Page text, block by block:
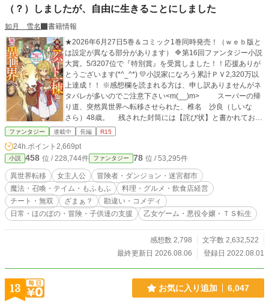
（？）しましたが、自由に生きることにしました
如月 雪名
書籍情報
★2026年6月27日5巻＆コミック1巻同時発売！（ｗｅｂ版と
は設定が異なる部分があります） 🔷第16回ファンタジー小説
大賞。5/3207位で『特別賞』を受賞しました！！応援ありが
とうございます(*^_^*) 💛小説家になろう累計ＰＶ2,320万以
上達成！！ ※感想欄を読まれる方は、申し訳ありませんがネ
タバレが多いのでご注意下さい<m(__)m> スーパーの帰
り道、突然異世界へ転移させられた、椎名 沙良（しいな
さら）48歳。 残された封筒には【詫び状】と書かれてお
り、自分がカルドサリ王国のハンフリー公爵家、リーシャ・
り異世界で他人とし生きる事になったが、現状が非常によろ
しくない。 リーシャの母親は既に亡くなっており、後妻に
虐待され納屋で監禁生活を送っていたからだ。 どうにか家
庭環境を改善しようと、与えられた4つの能力（ホーム・アイ
テムＢＯＸ・マッピング・召喚）を使用し、早々に公爵家を
出て冒険者となる。 虐待されていたため貧弱な体と体力し
かないが、冒険者となり自由を手にし頑張っていく。 Ｆ級
貨2枚（200円）。 それでもＥ級に上がるため200回頑張
に依頼をこなす日々。 チートな能力（ホームで自宅に帰れ
る）を隠しながら、町で路上生活をしている子供達を助けて
いく事に。 冒険者で稼いだお金で家を購入し、住む所を与
え子供達を笑顔にする。 そんな彼女の行いを見守っていた
ファンタジー 連載中 長編 R15
24h.ポイント 2,669pt
小説 458 位 / 228,744件 ファンタジー 78 位 / 53,295件
異世界転移 女主人公
冒険者・ダンジョン・迷宮都市
魔法・召喚・テイム・もふもふ
料理・グルメ・飲食店経営
チート・無双
ざまぁ？
勘違い・コメディ
日常・ほのぼの・冒険・子供達の支援
乙女ゲーム・悪役令嬢・ＴＳ転生
感想数 2,798
文字数 2,632,522
最終更新日 2026.08.06
登録日 2022.08.01
13 お気に入り追加 6,047